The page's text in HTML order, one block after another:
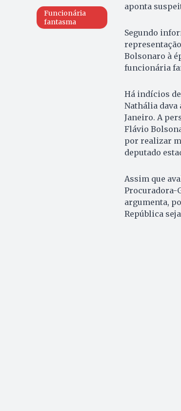
Funcionária
fantasma
aponta
Segundo
Bolsonaro à
funcionária
Há indícios
Nathália
Janeiro. A
Flávio
por realizar
deputado
Assim que
Procuradora-
argumenta,
República